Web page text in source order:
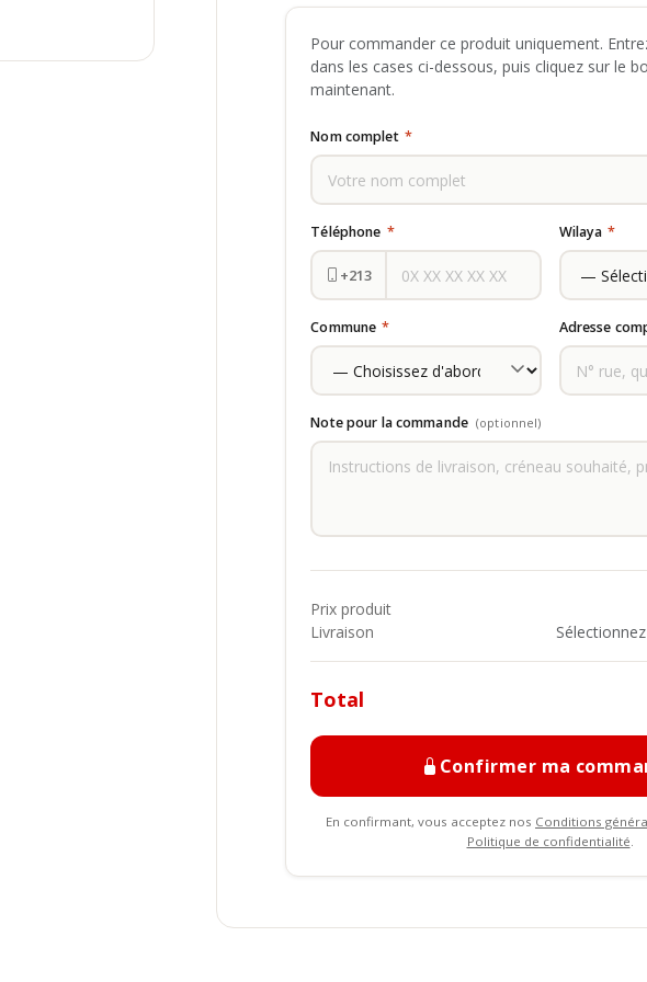
Pour commander ce produit uniquement.
dans les cases ci-dessous, puis cliquez sur le
maintenant.
Nom complet *
Téléphone *
+213
Wilaya *
Commune * Adresse
Note pour la commande (optionnel)
Prix produit
Livraison
Total
Confirmer ma
En confirmant, vous acceptez nos Conditions
Politique de confidentialité.